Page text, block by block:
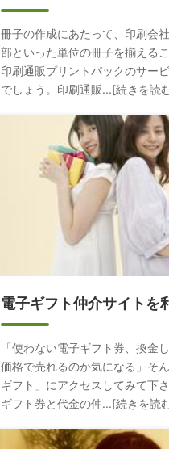
冊子の作成にあたって、印刷会
部といった単位の冊子を揃える
印刷通販プリントパックのサー
でしょう。印刷通販...[続きを読
電子ギフト仲介サイトを
「使わない電子ギフト券、換金
価格で売れるのか気になる」そ
ギフト」にアクセスしてみて下
ギフト券と代金の仲...[続きを読